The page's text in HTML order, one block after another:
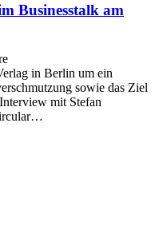
Businesstalk am
in Berlin um ein
sowie das Ziel
mit Stefan